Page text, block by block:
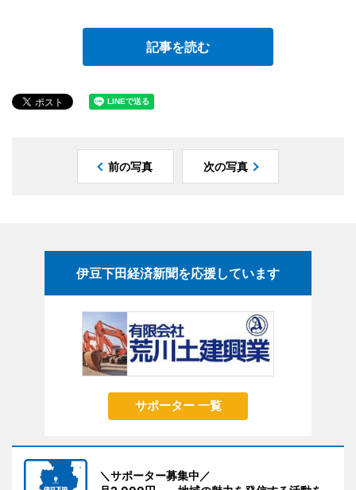
記事を読む
前の写真 次の写真
伊豆下田経済新聞を応援しています
サポーター 一覧
＼サポーター募集中／